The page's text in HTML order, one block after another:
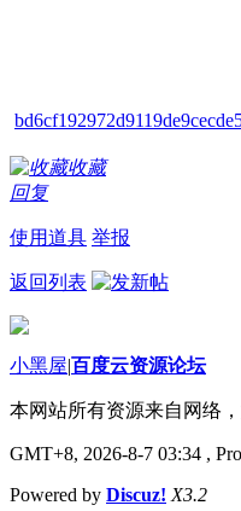
收藏
回复
使用道具 举报
返回列表
小黑屋|百度云资源论坛
本网站所有资源来自网络
GMT+8, 2026-8-7 03:34 ,
Powered by Discuz! X3.2